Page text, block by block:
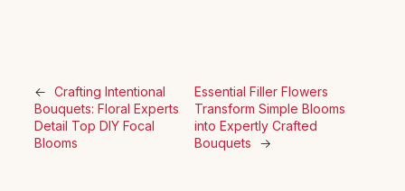
← Crafting Intentional
Bouquets: Floral Experts
Detail Top DIY Focal
Blooms
Essential Filler Flowers
Transform Simple Blooms
into Expertly Crafted
Bouquets
→